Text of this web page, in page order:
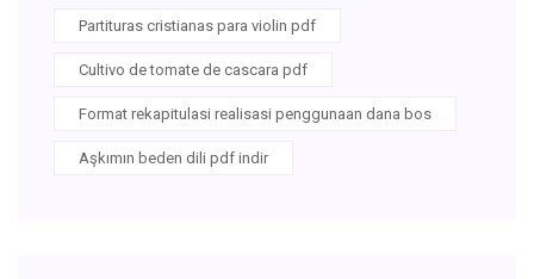
Partituras cristianas para violin pdf
Cultivo de tomate de cascara pdf
Format rekapitulasi realisasi penggunaan dana bos
Aşkımın beden dili pdf indir